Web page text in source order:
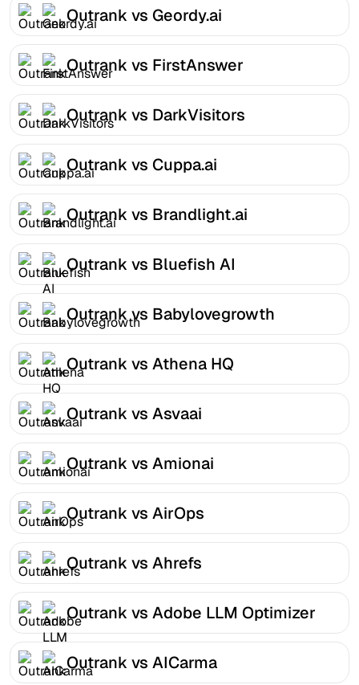
Outrank vs Geordy.ai
Outrank vs FirstAnswer
Outrank vs DarkVisitors
Outrank vs Cuppa.ai
Outrank vs Brandlight.ai
Outrank vs Bluefish AI
Outrank vs Babylovegrowth
Outrank vs Athena HQ
Outrank vs Asvaai
Outrank vs Amionai
Outrank vs AirOps
Outrank vs Ahrefs
Outrank vs Adobe LLM Optimizer
Outrank vs AICarma